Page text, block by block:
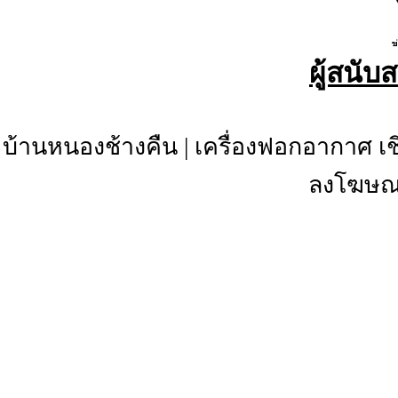
ผู้สนับ
บ้านหนองช้างคืน | เครื่องฟอกอากาศ
ลงโฆษ